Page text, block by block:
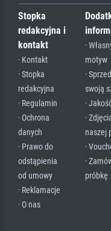
Stopka
redakcyjna i
kontakt
· Kontakt
· Stopka
redakcyjna
· Regulamin
· Ochrona
danych
· Prawo do
odstąpienia
od umowy
· Reklamacje
· O nas
·
motyw
·
swoją
·
·
naszej
·
·
próbkę